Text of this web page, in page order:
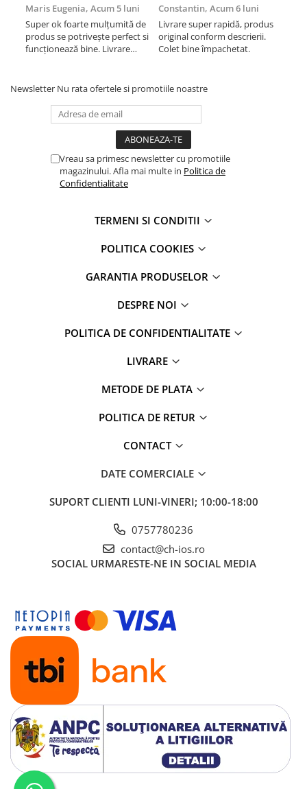
Series 8
Series 9
Series SE 2
Ultra 3
iPad Air 11 M3 (2025)
iPad Pro 11 Gen. 4 (2022)
iPhone 13 Pro Max
iPhone 14 Pro
iPhone 15 Plus
iPhone 15 Pro
iPhone 15 Pro Max
iPhone 16
iPhone 16 Plus
iPhone 16 Pro
iPhone 16 Pro Max
iPhone 5
iPhone 5C
iPhone 6
Maris Eugenia, Acum 5 luni
Super ok foarte mulțumită de
produs se potrivește perfect si
funcționează bine. Livrare
Constantin, Acum 6 luni
Livrare super rapidă, produs
original conform descrierii.
Colet bine împachetat.
Newsletter Nu rata ofertele si promotiile noastre
Vreau sa primesc newsletter cu promotiile
magazinului. Afla mai multe in Politica de
Confidentialitate
TERMENI SI CONDITII
POLITICA COOKIES
GARANTIA PRODUSELOR
DESPRE NOI
POLITICA DE CONFIDENTIALITATE
LIVRARE
METODE DE PLATA
POLITICA DE RETUR
CONTACT
DATE COMERCIALE
SUPORT CLIENTI LUNI-VINERI; 10:00-18:00
0757780236
contact@ch-ios.ro
SOCIAL URMARESTE-NE IN SOCIAL MEDIA